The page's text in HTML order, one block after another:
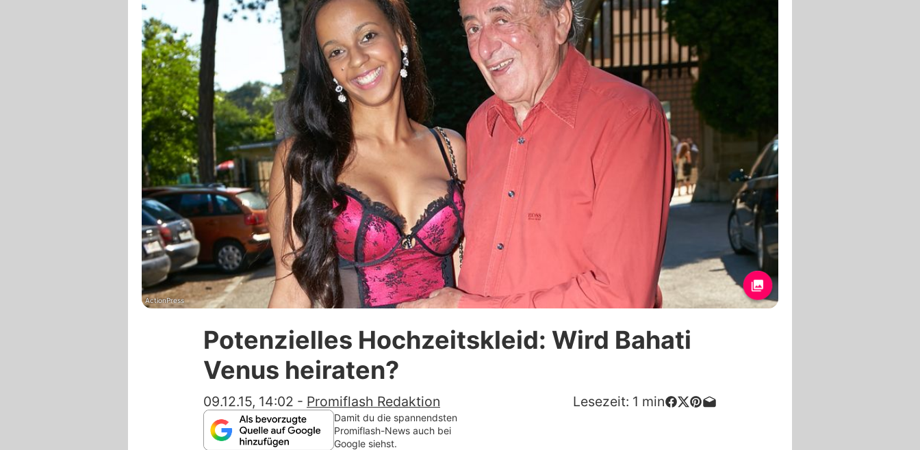
Lifestyle
Familie & Liebe
Promiflash Exklusiv
Alle Themen auf Promiflash
Jobs
App runterladen
Team
Redaktionelle Richtlinien
Impressum
Datenschutzerklärung
Nutzungsbedingungen
ActionPress
Potenzielles Hochzeitskleid: Wird Bahati
Venus heiraten?
09.12.15, 14:02 - Promiflash Redaktion Lesezeit: 1 min
Damit du die spannendsten
Promiflash-News auch bei
Google siehst.